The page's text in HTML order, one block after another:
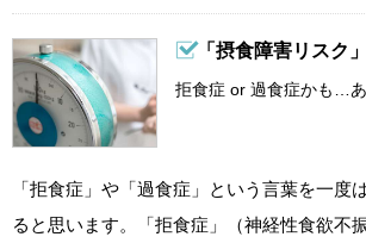
「摂食障害リスク
拒食症 or 過食症かも…
「拒食症」や「過食症」という言葉を一度
ると思います。「拒食症」（神経性食欲不